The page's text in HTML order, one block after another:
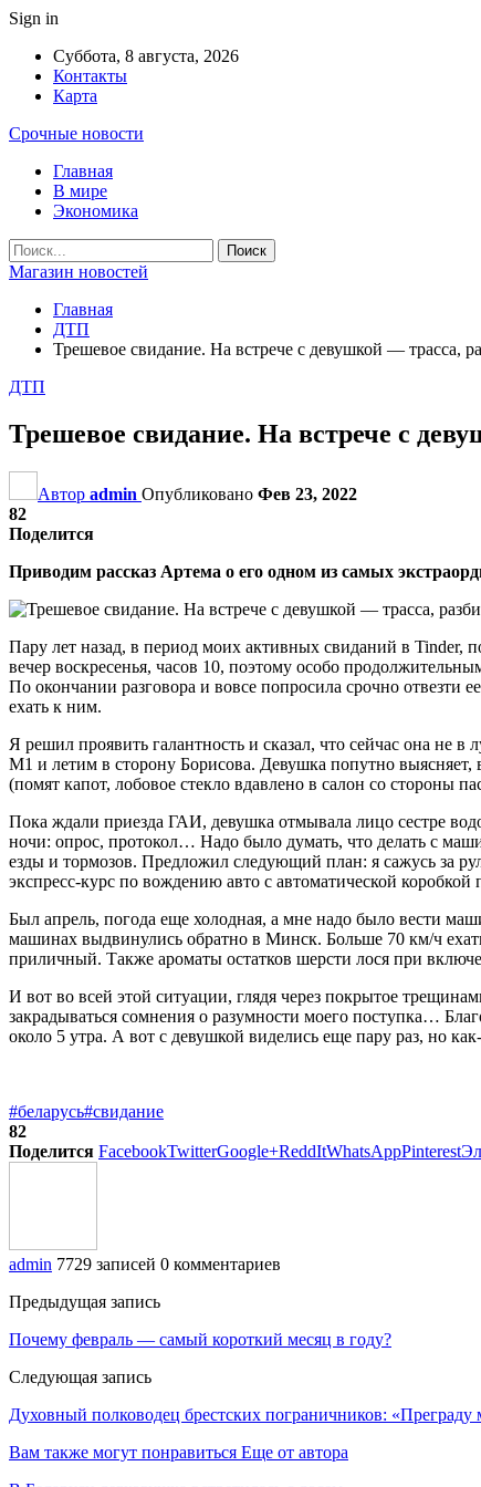
Sign in
Суббота, 8 августа, 2026
Контакты
Карта
Срочные новости
Главная
В мире
Экономика
Магазин новостей
Главная
ДТП
Трешевое свидание. На встрече с девушкой — трасса,
ДТП
Трешевое свидание. На встрече с
Автор admin Опубликовано Фев 23, 2022
82
Поделится
Приводим рассказ Артема о его одном из самых
Пару лет назад, в период моих активных свиданий в Tinder,
вечер воскресенья, часов 10, поэтому особо
По окончании разговора и вовсе попросила срочно отвезти
ехать к ним.
Я решил проявить галантность и сказал, что сейчас она не
М1 и летим в сторону Борисова. Девушка попутно выясняет,
(помят капот, лобовое стекло вдавлено в салон со стороны
Пока ждали приезда ГАИ, девушка отмывала лицо сестре
ночи: опрос, протокол… Надо было думать, что делать с
езды и тормозов. Предложил следующий план: я сажусь за
экспресс-курс по вождению авто с автоматической
Был апрель, погода еще холодная, а мне надо было вести
машинах выдвинулись обратно в Минск. Больше 70 км/ч
приличный. Также ароматы остатков шерсти лося при
И вот во всей этой ситуации, глядя через покрытое
закрадываться сомнения о разумности моего поступка…
около 5 утра. А вот с девушкой виделись еще пару раз, но
#беларусь#свидание
82
Поделится FacebookTwitterGoogle+ReddItWhatsAppPinterest
admin 7729 записей 0 комментариев
Предыдущая запись
Почему февраль — самый короткий месяц в году?
Следующая запись
Духовный полководец брестских пограничников:
Вам также могут понравиться Еще от автора